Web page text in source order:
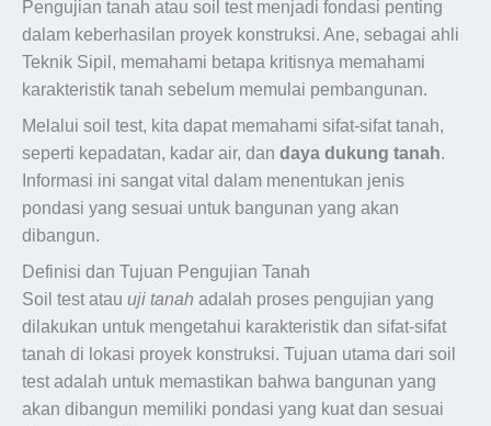
Pengujian tanah atau soil test menjadi fondasi penting
dalam keberhasilan proyek konstruksi. Ane, sebagai ahli
Teknik Sipil, memahami betapa kritisnya memahami
karakteristik tanah sebelum memulai pembangunan.
Melalui soil test, kita dapat memahami sifat-sifat tanah,
seperti kepadatan, kadar air, dan daya dukung tanah.
Informasi ini sangat vital dalam menentukan jenis
pondasi yang sesuai untuk bangunan yang akan
dibangun.
Definisi dan Tujuan Pengujian Tanah
Soil test atau uji tanah adalah proses pengujian yang
dilakukan untuk mengetahui karakteristik dan sifat-sifat
tanah di lokasi proyek konstruksi. Tujuan utama dari soil
test adalah untuk memastikan bahwa bangunan yang
akan dibangun memiliki pondasi yang kuat dan sesuai